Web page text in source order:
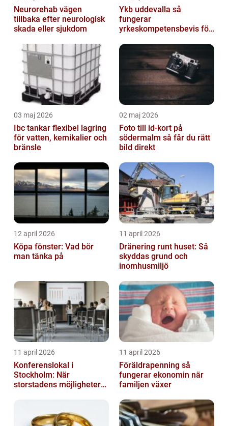
Neurorehab vägen
tillbaka efter neurologisk
skada eller sjukdom
Ykb uddevalla så
fungerar
yrkeskompetensbevis för
03 maj 2026
Ibc tankar flexibel lagring
för vatten, kemikalier och
bränsle
02 maj 2026
Foto till id-kort på
södermalm så får du rätt
bild direkt
12 april 2026
Köpa fönster: Vad bör
man tänka på
11 april 2026
Dränering runt huset: Så
skyddas grund och
inomhusmiljö
11 april 2026
Konferenslokal i
Stockholm: När
storstadens möjligheter
11 april 2026
Föräldrapenning så
fungerar ekonomin när
familjen växer